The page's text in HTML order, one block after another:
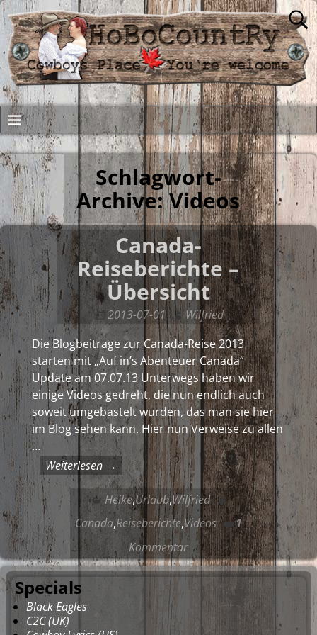
Schlagwort-
Archive:Videos
Canada-
Reiseberichte –
Übersicht
2013-07-01
Wilfried
Die Blogbeitrage zur Canada-Reise 2013
starten mit „Auf in’s Abenteuer Canada“
Update am 07.07.13 Unterwegs haben wir
einige Videos gedreht, die nun endlich auch
soweit umgebastelt wurden, das man sie hier
im Blog sehen kann. Hier nun Verweise zu allen
…
Weiterlesen →
Heike,Urlaub,Wilfried
Canada,Reiseberichte,Videos
1
Kommentar
Specials
Black Eagles
C2C (UK)